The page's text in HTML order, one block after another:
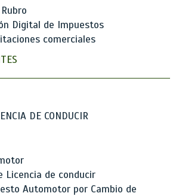
Digital de Impuestos
comerciales
DE CONDUCIR
Licencia de conducir
Automotor por Cambio de